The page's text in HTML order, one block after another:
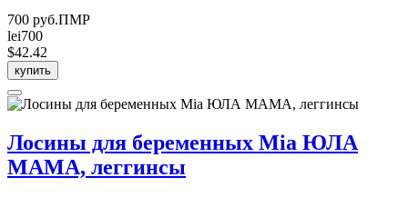
700 руб.ПМР
lei700
$42.42
купить
Лосины для беременных Mia ЮЛА
МАМА, леггинсы